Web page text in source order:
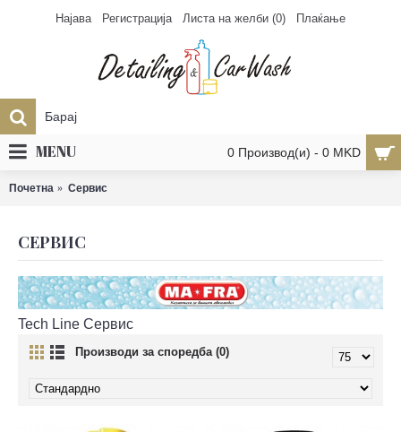
Најава Регистрација Листа на желби (0) Плаќање
0 Производ(и) - 0 MKD
MENU
Почетна Сервис
СЕРВИС
Tech Line Сервис
Производи за споредба (0)